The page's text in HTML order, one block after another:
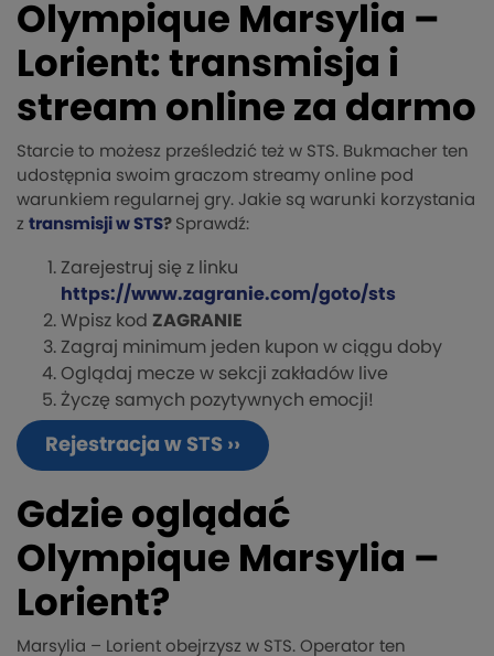
Olympique Marsylia –
Lorient: transmisja i
stream online za darmo
Starcie to możesz prześledzić też w STS. Bukmacher ten
udostępnia swoim graczom streamy online pod
warunkiem regularnej gry. Jakie są warunki korzystania
z transmisji w STS? Sprawdź:
Zarejestruj się z linku
https://www.zagranie.com/goto/sts
Wpisz kod ZAGRANIE
Zagraj minimum jeden kupon w ciągu doby
Oglądaj mecze w sekcji zakładów live
Życzę samych pozytywnych emocji!
Rejestracja w STS ››
Gdzie oglądać
Olympique Marsylia –
Lorient?
Marsylia – Lorient obejrzysz w STS. Operator ten